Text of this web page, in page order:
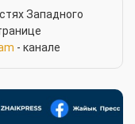
Западного
- канале